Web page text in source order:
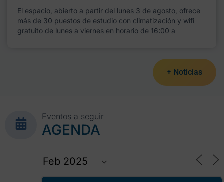
El espacio, abierto a partir del lunes 3 de agosto, ofrece
más de 30 puestos de estudio con climatización y wifi
gratuito de lunes a viernes en horario de 16:00 a
+ Noticias
Eventos a seguir
AGENDA